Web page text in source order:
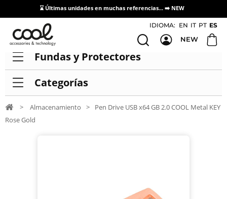
⌛ Últimas unidades en muchas referencias... ➡️ NEW
Acceso / Registro Distribuidores
IDIOMA: EN IT PT ES
NEW
Fundas y Protectores
Categorías
> Almacenamiento >
Pen Drive USB x64 GB 2.0 COOL Metal KEY
Rose Gold